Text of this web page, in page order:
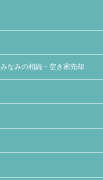
なみの相続・空き家売却